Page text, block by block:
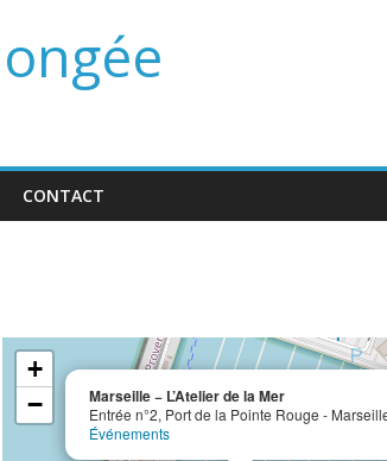
CONTACT
Marseille − L’Atelier de la Mer
Entrée n°2, Port de la Pointe Rouge -
Événements
+
−